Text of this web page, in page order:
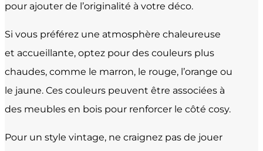
pour ajouter de l’originalité à votre déco.
Si vous préférez une atmosphère chaleureuse
et accueillante, optez pour des couleurs plus
chaudes, comme le marron, le rouge, l’orange ou
le jaune. Ces couleurs peuvent être associées à
des meubles en bois pour renforcer le côté cosy.
Pour un style vintage, ne craignez pas de jouer